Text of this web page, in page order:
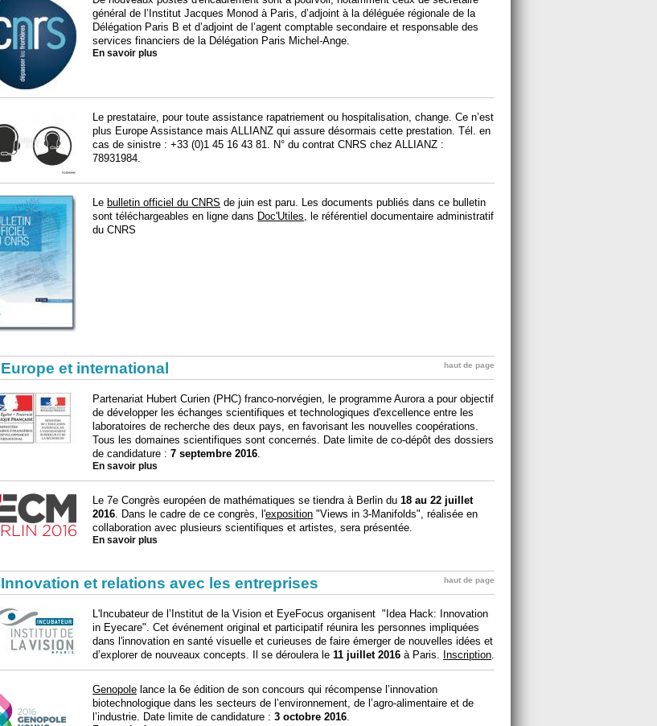
général de l’Institut Jacques Monod à Paris, d’adjoint à la déléguée régionale de la
Délégation Paris B et d’adjoint de l’agent comptable secondaire et responsable des
services financiers de la Délégation Paris Michel-Ange.
En savoir plus
Le prestataire, pour toute assistance rapatriement ou hospitalisation, change. Ce n’est
plus Europe Assistance mais ALLIANZ qui assure désormais cette prestation. Tél. en
cas de sinistre : +33 (0)1 45 16 43 81. N° du contrat CNRS chez ALLIANZ :
78931984.
Le bulletin officiel du CNRS de juin est paru. Les documents publiés dans ce bulletin
sont téléchargeables en ligne dans Doc'Utiles, le référentiel documentaire administratif
du CNRS
Europe et international haut de page
Partenariat Hubert Curien (PHC) franco-norvégien, le programme Aurora a pour objectif
de développer les échanges scientifiques et technologiques d'excellence entre les
laboratoires de recherche des deux pays, en favorisant les nouvelles coopérations.
Tous les domaines scientifiques sont concernés. Date limite de co-dépôt des dossiers
de candidature : 7 septembre 2016.
En savoir plus
Le 7e Congrès européen de mathématiques se tiendra à Berlin du 18 au 22 juillet
2016. Dans le cadre de ce congrès, l'exposition "Views in 3-Manifolds", réalisée en
collaboration avec plusieurs scientifiques et artistes, sera présentée.
En savoir plus
Innovation et relations avec les entreprises haut de page
L'Incubateur de l’Institut de la Vision et EyeFocus organisent "Idea Hack: Innovation
in Eyecare". Cet événement original et participatif réunira les personnes impliquées
dans l'innovation en santé visuelle et curieuses de faire émerger de nouvelles idées et
d’explorer de nouveaux concepts. Il se déroulera le 11 juillet 2016 à Paris. Inscription.
Genopole lance la 6e édition de son concours qui récompense l’innovation
biotechnologique dans les secteurs de l’environnement, de l’agro-alimentaire et de
l’industrie. Date limite de candidature : 3 octobre 2016.